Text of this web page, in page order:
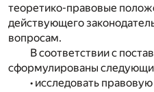
теоретико-правовые
действующего
вопросам.
В соответствии с
сформулированы
• исследовать